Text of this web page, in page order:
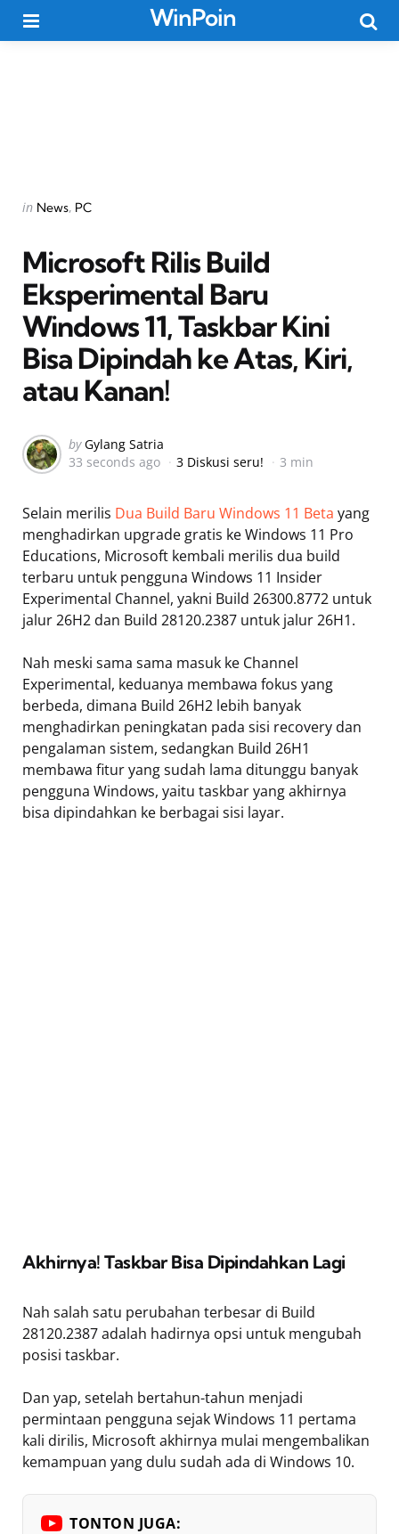
WinPoin
Categories
Posted
in News PC
Microsoft Rilis Build
Eksperimental Baru
Windows 11, Taskbar Kini
Bisa Dipindah ke Atas, Kiri,
atau Kanan!
Posted
by
by Gylang Satria
33 seconds ago
3 Diskusi seru! 3 min
Selain merilis Dua Build Baru Windows 11 Beta yang
menghadirkan upgrade gratis ke Windows 11 Pro
Educations, Microsoft kembali merilis dua build
terbaru untuk pengguna Windows 11 Insider
Experimental Channel, yakni Build 26300.8772 untuk
jalur 26H2 dan Build 28120.2387 untuk jalur 26H1.
Nah meski sama sama masuk ke Channel
Experimental, keduanya membawa fokus yang
berbeda, dimana Build 26H2 lebih banyak
menghadirkan peningkatan pada sisi recovery dan
pengalaman sistem, sedangkan Build 26H1
membawa fitur yang sudah lama ditunggu banyak
pengguna Windows, yaitu taskbar yang akhirnya
bisa dipindahkan ke berbagai sisi layar.
Akhirnya! Taskbar Bisa Dipindahkan Lagi
Nah salah satu perubahan terbesar di Build
28120.2387 adalah hadirnya opsi untuk mengubah
posisi taskbar.
Dan yap, setelah bertahun-tahun menjadi
permintaan pengguna sejak Windows 11 pertama
kali dirilis, Microsoft akhirnya mulai mengembalikan
kemampuan yang dulu sudah ada di Windows 10.
TONTON JUGA: